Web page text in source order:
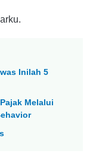
Inilah 5
Melalui